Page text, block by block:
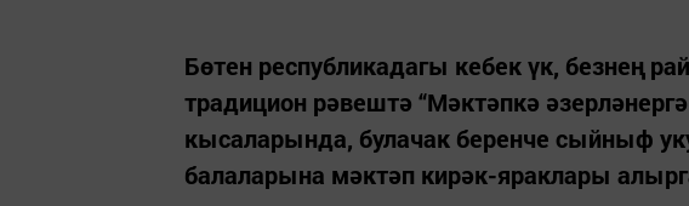
Бөтен республикадагы кебек үк, безнең
традицион рәвештә “Мәктәпкә
кысаларында, булачак беренче сыйныф
балаларына мәктәп кирәк-яраклары